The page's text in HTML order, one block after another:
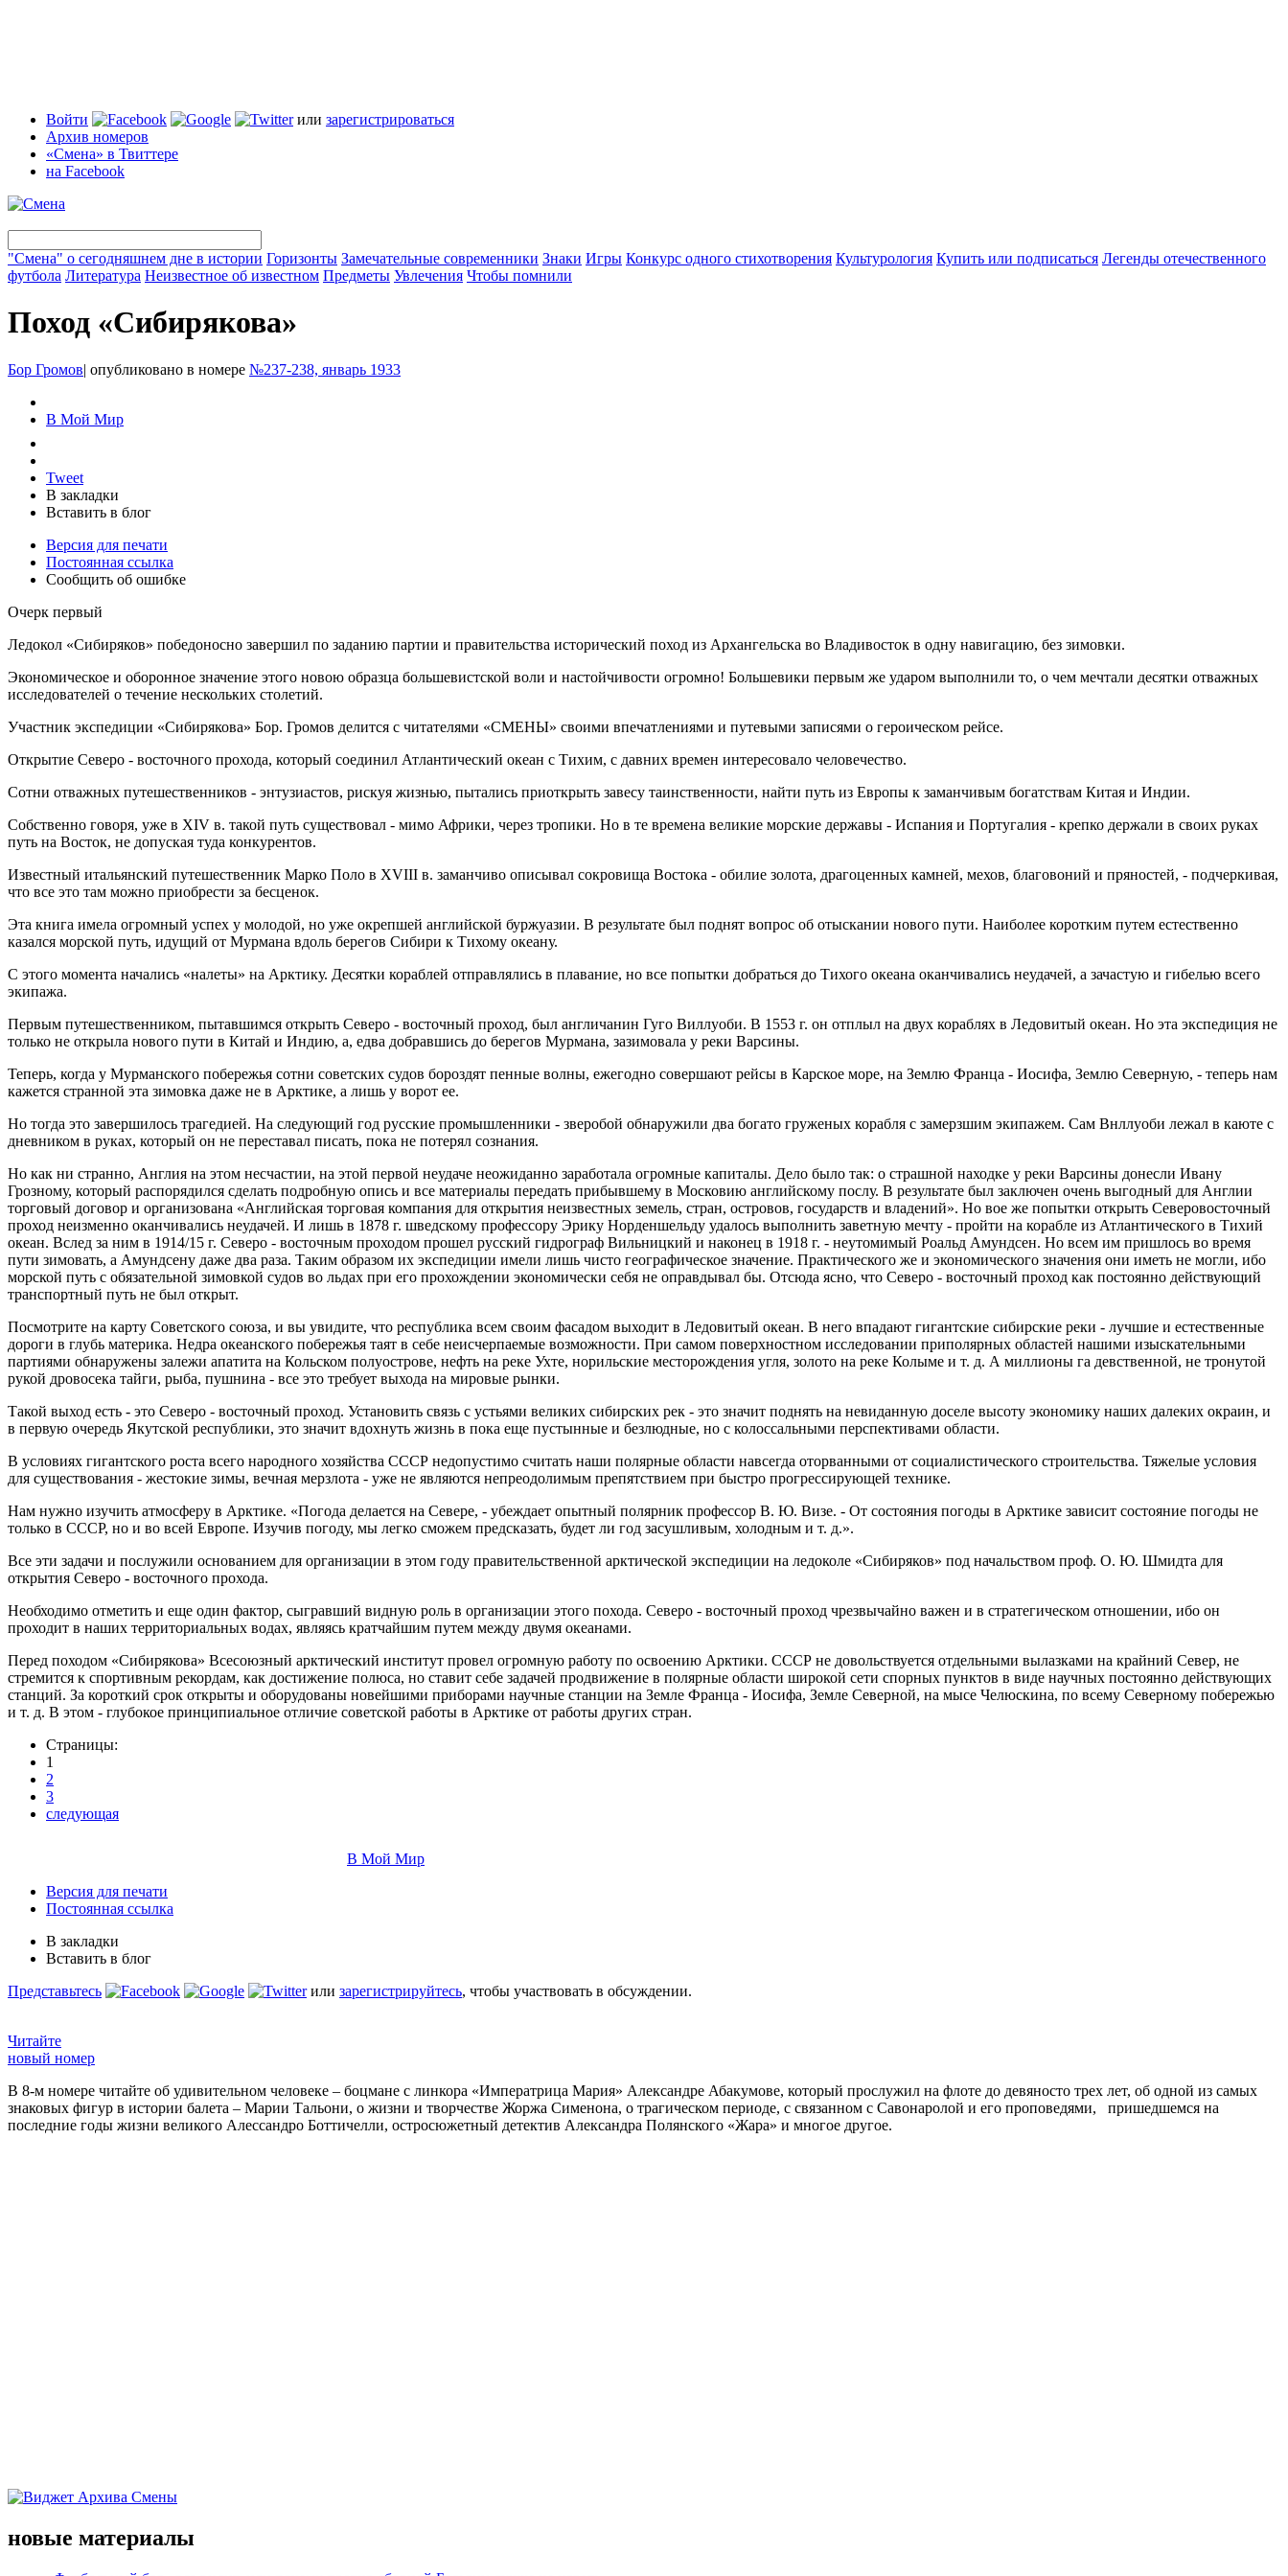
Войти или зарегистрироваться
Архив номеров
«Смена» в Твиттере
на Facebook
"Смена" о сегодняшнем дне в истории Горизонты Замечательные современники Знаки Игры Конкурс одного стихотворения Культурология Купить или подписаться Легенды отечественного
футбола Литература Неизвестное об известном Предметы Увлечения Чтобы помнили
Поход «Сибирякова»
Бор Громов| опубликовано в номере №237-238, январь 1933
В Мой Мир
Tweet
В закладки
Вставить в блог
Версия для печати
Постоянная ссылка
Сообщить об ошибке
Очерк первый
Ледокол «Сибиряков» победоносно завершил по заданию партии и правительства исторический поход из Архангельска во Владивосток в одну навигацию, без зимовки.
Экономическое и оборонное значение этого новою образца большевистской воли и настойчивости огромно! Большевики первым же ударом выполнили то, о чем мечтали десятки отважных
исследователей о течение нескольких столетий.
Участник экспедиции «Сибирякова» Бор. Громов делится с читателями «СМЕНЫ» своими впечатлениями и путевыми записями о героическом рейсе.
Открытие Северо - восточного прохода, который соединил Атлантический океан с Тихим, с давних времен интересовало человечество.
Сотни отважных путешественников - энтузиастов, рискуя жизнью, пытались приоткрыть завесу таинственности, найти путь из Европы к заманчивым богатствам Китая и Индии.
Собственно говоря, уже в XIV в. такой путь существовал - мимо Африки, через тропики. Но в те времена великие морские державы - Испания и Португалия - крепко держали в своих руках
путь на Восток, не допуская туда конкурентов.
Известный итальянский путешественник Марко Поло в XVIII в. заманчиво описывал сокровища Востока - обилие золота, драгоценных камней, мехов, благовоний и пряностей, - подчеркивая,
что все это там можно приобрести за бесценок.
Эта книга имела огромный успех у молодой, но уже окрепшей английской буржуазии. В результате был поднят вопрос об отыскании нового пути. Наиболее коротким путем естественно
казался морской путь, идущий от Мурмана вдоль берегов Сибири к Тихому океану.
С этого момента начались «налеты» на Арктику. Десятки кораблей отправлялись в плавание, но все попытки добраться до Тихого океана оканчивались неудачей, а зачастую и гибелью всего
экипажа.
Первым путешественником, пытавшимся открыть Северо - восточный проход, был англичанин Гуго Виллуоби. В 1553 г. он отплыл на двух кораблях в Ледовитый океан. Но эта экспедиция не
только не открыла нового пути в Китай и Индию, а, едва добравшись до берегов Мурмана, зазимовала у реки Варсины.
Теперь, когда у Мурманского побережья сотни советских судов бороздят пенные волны, ежегодно совершают рейсы в Карское море, на Землю Франца - Иосифа, Землю Северную, - теперь нам
кажется странной эта зимовка даже не в Арктике, а лишь у ворот ее.
Но тогда это завершилось трагедией. На следующий год русские промышленники - зверобой обнаружили два богато груженых корабля с замерзшим экипажем. Сам Внллуоби лежал в каюте с
дневником в руках, который он не переставал писать, пока не потерял сознания.
Но как ни странно, Англия на этом несчастии, на этой первой неудаче неожиданно заработала огромные капиталы. Дело было так: о страшной находке у реки Варсины донесли Ивану
Грозному, который распорядился сделать подробную опись и все материалы передать прибывшему в Московию английскому послу. В результате был заключен очень выгодный для Англии
торговый договор и организована «Английская торговая компания для открытия неизвестных земель, стран, островов, государств и владений». Но вое же попытки открыть Северовосточный
проход неизменно оканчивались неудачей. И лишь в 1878 г. шведскому профессору Эрику Норденшельду удалось выполнить заветную мечту - пройти на корабле из Атлантического в Тихий
океан. Вслед за ним в 1914/15 г. Северо - восточным проходом прошел русский гидрограф Вильницкий и наконец в 1918 г. - неутомимый Роальд Амундсен. Но всем им пришлось во время
пути зимовать, а Амундсену даже два раза. Таким образом их экспедиции имели лишь чисто географическое значение. Практического же и экономического значения они иметь не могли, ибо
морской путь с обязательной зимовкой судов во льдах при его прохождении экономически себя не оправдывал бы. Отсюда ясно, что Северо - восточный проход как постоянно действующий
транспортный путь не был открыт.
Посмотрите на карту Советского союза, и вы увидите, что республика всем своим фасадом выходит в Ледовитый океан. В него впадают гигантские сибирские реки - лучшие и естественные
дороги в глубь материка. Недра океанского побережья таят в себе неисчерпаемые возможности. При самом поверхностном исследовании приполярных областей нашими изыскательными
партиями обнаружены залежи апатита на Кольском полуострове, нефть на реке Ухте, норильские месторождения угля, золото на реке Колыме и т. д. А миллионы га девственной, не тронутой
рукой дровосека тайги, рыба, пушнина - все это требует выхода на мировые рынки.
Такой выход есть - это Северо - восточный проход. Установить связь с устьями великих сибирских рек - это значит поднять на невиданную доселе высоту экономику наших далеких окраин, и
в первую очередь Якутской республики, это значит вдохнуть жизнь в пока еще пустынные и безлюдные, но с колоссальными перспективами области.
В условиях гигантского роста всего народного хозяйства СССР недопустимо считать наши полярные области навсегда оторванными от социалистического строительства. Тяжелые условия
для существования - жестокие зимы, вечная мерзлота - уже не являются непреодолимым препятствием при быстро прогрессирующей технике.
Нам нужно изучить атмосферу в Арктике. «Погода делается на Севере, - убеждает опытный полярник профессор В. Ю. Визе. - От состояния погоды в Арктике зависит состояние погоды не
только в СССР, но и во всей Европе. Изучив погоду, мы легко сможем предсказать, будет ли год засушливым, холодным и т. д.».
Все эти задачи и послужили основанием для организации в этом году правительственной арктической экспедиции на ледоколе «Сибиряков» под начальством проф. О. Ю. Шмидта для
открытия Северо - восточного прохода.
Необходимо отметить и еще один фактор, сыгравший видную роль в организации этого похода. Северо - восточный проход чрезвычайно важен и в стратегическом отношении, ибо он
проходит в наших территориальных водах, являясь кратчайшим путем между двумя океанами.
Перед походом «Сибирякова» Всесоюзный арктический институт провел огромную работу по освоению Арктики. СССР не довольствуется отдельными вылазками на крайний Север, не
стремится к спортивным рекордам, как достижение полюса, но ставит себе задачей продвижение в полярные области широкой сети спорных пунктов в виде научных постоянно действующих
станций. За короткий срок открыты и оборудованы новейшими приборами научные станции на Земле Франца - Иосифа, Земле Северной, на мысе Челюскина, по всему Северному побережью
и т. д. В этом - глубокое принципиальное отличие советской работы в Арктике от работы других стран.
Страницы:
1
2
3
следующая
В Мой Мир
Версия для печати
Постоянная ссылка
В закладки
Вставить в блог
Представьтесь
или зарегистрируйтесь, чтобы участвовать в обсуждении.
Читайте
новый номер
В 8-м номере читайте об удивительном человеке – боцмане с линкора «Императрица Мария» Александре Абакумове, который прослужил на флоте до девяносто трех лет, об одной из самых
знаковых фигур в истории балета – Марии Тальони, о жизни и творчестве Жоржа Сименона, о трагическом периоде, с связанном с Савонаролой и его проповедями, пришедшемся на
последние годы жизни великого Алессандро Боттичелли, остросюжетный детектив Александра Полянского «Жара» и многое другое.
новые материалы